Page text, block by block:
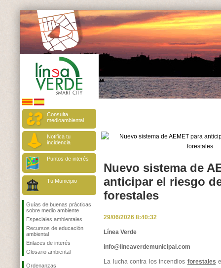
Consulta
medioambiental
Notifica tu
incidencia
Puntos de interés
Tu Municipio
Guías de buenas prácticas
sobre medio ambiente
Especiales ambientales
Recursos de educación
ambiental
Enlaces de interés
Glosario ambiental
Ordenanzas
Nuevo sistema de
anticipar el riesgo
forestales
29/06/2026 8:40:32
Línea Verde
info@lineaverdemunicipal.com
La lucha contra los incendios forestales